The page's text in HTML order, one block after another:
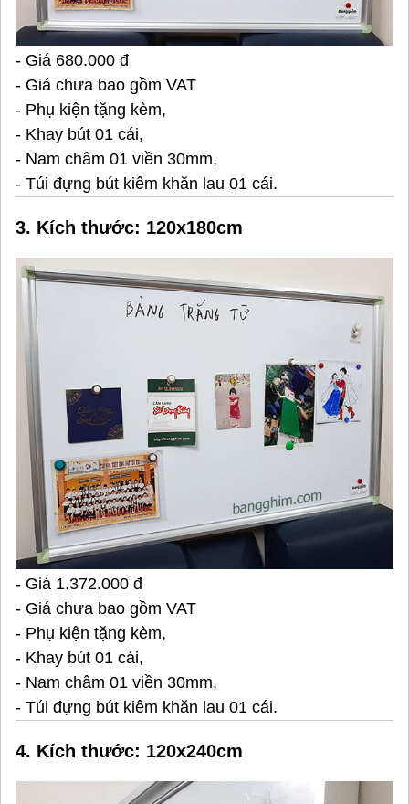
- Giá 680.000 đ
- Giá chưa bao gồm VAT
- Phụ kiện tặng kèm,
- Khay bút 01 cái,
- Nam châm 01 viền 30mm,
- Túi đựng bút kiêm khăn lau 01 cái.
3. Kích thước: 120x180cm
- Giá 1.372.000 đ
- Giá chưa bao gồm VAT
- Phụ kiện tặng kèm,
- Khay bút 01 cái,
- Nam châm 01 viền 30mm,
- Túi đựng bút kiêm khăn lau 01 cái.
4. Kích thước: 120x240cm